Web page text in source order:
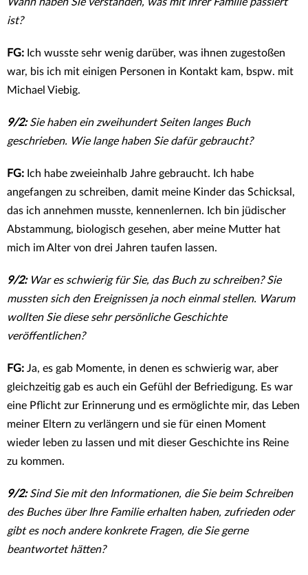
ist?
FG: Ich wusste sehr wenig darüber, was ihnen zugestoßen
war, bis ich mit einigen Personen in Kontakt kam, bspw. mit
Michael Viebig.
9/2:Sie haben ein zweihundert Seiten langes Buch
geschrieben. Wie lange haben Sie dafür gebraucht?
FG: Ich habe zweieinhalb Jahre gebraucht. Ich habe
angefangen zu schreiben, damit meine Kinder das Schicksal,
das ich annehmen musste, kennenlernen. Ich bin jüdischer
Abstammung, biologisch gesehen, aber meine Mutter hat
mich im Alter von drei Jahren taufen lassen.
9/2:War es schwierig für Sie, das Buch zu schreiben? Sie
mussten sich den Ereignissen ja noch einmal stellen. Warum
wollten Sie diese sehr persönliche Geschichte
veröffentlichen?
FG: Ja, es gab Momente, in denen es schwierig war, aber
gleichzeitig gab es auch ein Gefühl der Befriedigung. Es war
eine Pflicht zur Erinnerung und es ermöglichte mir, das Leben
meiner Eltern zu verlängern und sie für einen Moment
wieder leben zu lassen und mit dieser Geschichte ins Reine
zu kommen.
9/2:Sind Sie mit den Informationen, die Sie beim Schreiben
des Buches über Ihre Familie erhalten haben, zufrieden oder
gibt es noch andere konkrete Fragen, die Sie gerne
beantwortet hätten?